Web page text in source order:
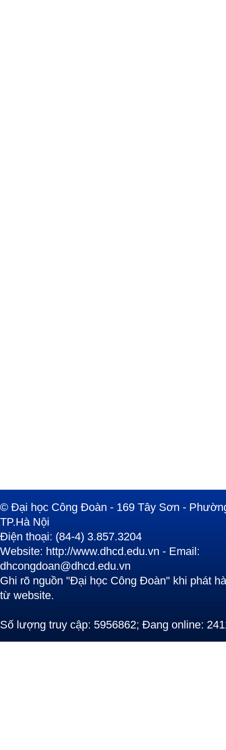
© Đại học Công Đoàn - 169 Tây Sơn -
TP.Hà Nội
Điện thoại: (84-4) 3.857.3204
Website: http://www.dhcd.edu.vn - Email:
dhcongdoan@dhcd.edu.vn
Ghi rõ nguồn "Đại học Công Đoàn" khi phát
từ website.
Số lượng truy cập: 5956862; Đang online: